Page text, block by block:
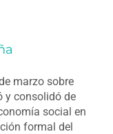
marzo sobre
y consolidó de
social en
formal del